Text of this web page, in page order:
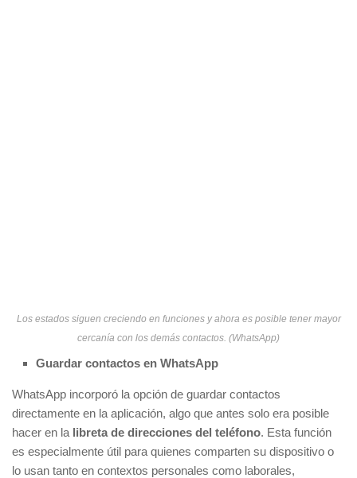
Los estados siguen creciendo en funciones y ahora es posible tener mayor
cercanía con los demás contactos. (WhatsApp)
Guardar contactos en WhatsApp
WhatsApp incorporó la opción de guardar contactos
directamente en la aplicación, algo que antes solo era posible
hacer en la libreta de direcciones del teléfono. Esta función
es especialmente útil para quienes comparten su dispositivo o
lo usan tanto en contextos personales como laborales,